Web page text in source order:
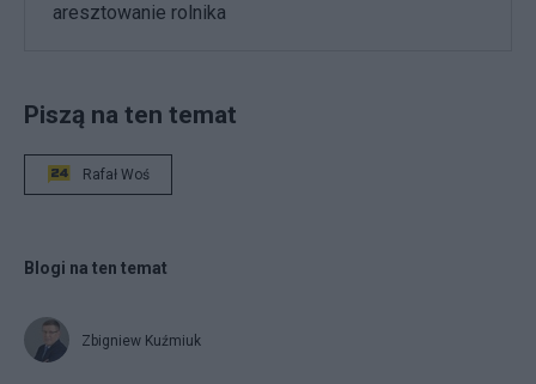
aresztowanie rolnika
Piszą na ten temat
Rafał Woś
Blogi na ten temat
Zbigniew Kuźmiuk